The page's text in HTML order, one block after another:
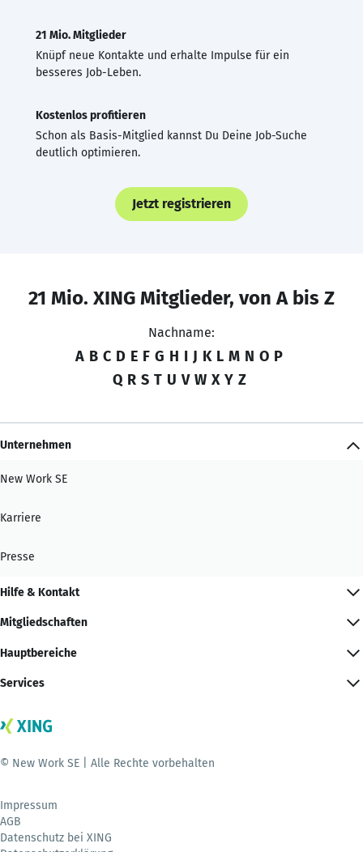
21 Mio. Mitglieder
Knüpf neue Kontakte und erhalte Impulse für ein
besseres Job-Leben.
Kostenlos profitieren
Schon als Basis-Mitglied kannst Du Deine Job-Suche
deutlich optimieren.
Jetzt registrieren
21 Mio. XING Mitglieder, von A bis Z
Nachname:
A B C D E F G H I J K L M N O P
Q R S T U V W X Y Z
Unternehmen
New Work SE
Karriere
Presse
Hilfe & Kontakt
Mitgliedschaften
Hauptbereiche
Services
© New Work SE | Alle Rechte vorbehalten
Impressum
AGB
Datenschutz bei XING